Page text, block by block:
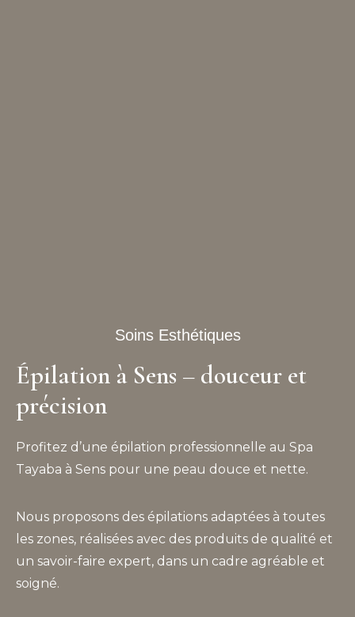
Soins Esthétiques
Épilation à Sens – douceur et
précision
Profitez d’une épilation professionnelle au Spa
Tayaba à Sens pour une peau douce et nette.
Nous proposons des épilations adaptées à toutes
les zones, réalisées avec des produits de qualité et
un savoir-faire expert, dans un cadre agréable et
soigné.